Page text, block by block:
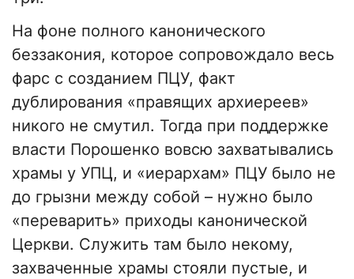
На фоне полного канонического
беззакония, которое сопровождало весь
фарс с созданием ПЦУ, факт
дублирования «правящих архиереев»
никого не смутил. Тогда при поддержке
власти Порошенко вовсю захватывались
храмы у УПЦ, и «иерархам» ПЦУ было не
до грызни между собой – нужно было
«переварить» приходы канонической
Церкви. Служить там было некому,
захваченные храмы стояли пустые, и